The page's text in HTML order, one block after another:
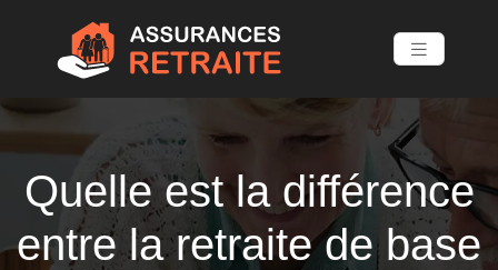
Quelle est la différence
entre la retraite de base